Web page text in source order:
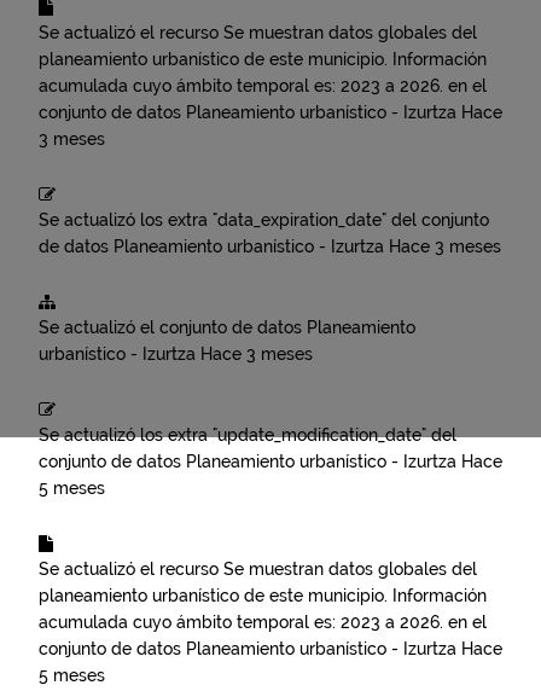
Se actualizó el recurso Se muestran datos globales del
planeamiento urbanístico de este municipio. Información
acumulada cuyo ámbito temporal es: 2023 a 2026. en el
conjunto de datos Planeamiento urbanístico - Izurtza Hace
3 meses
Se actualizó los extra "data_expiration_date" del conjunto
de datos Planeamiento urbanístico - Izurtza Hace 3 meses
Se actualizó el conjunto de datos Planeamiento
urbanístico - Izurtza Hace 3 meses
Se actualizó los extra "update_modification_date" del
conjunto de datos Planeamiento urbanístico - Izurtza Hace
5 meses
Se actualizó el recurso Se muestran datos globales del
planeamiento urbanístico de este municipio. Información
acumulada cuyo ámbito temporal es: 2023 a 2026. en el
conjunto de datos Planeamiento urbanístico - Izurtza Hace
5 meses